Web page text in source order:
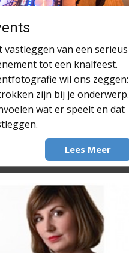
vastleggen van een serieus
tot een knalfeest.
wil ons zeggen:
zijn bij je onderwerp.
wat er speelt en dat
Lees Meer